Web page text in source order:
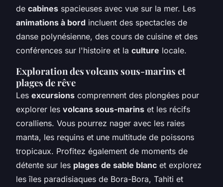
de cabines spacieuses avec vue sur la mer. Les
animations à bord incluent des spectacles de
danse polynésienne, des cours de cuisine et des
conférences sur l'histoire et la culture locale.
Exploration des volcans sous-marins et
plages de rêve
Les excursions comprennent des plongées pour
explorer les volcans sous-marins et les récifs
coralliens. Vous pourrez nager avec les raies
manta, les requins et une multitude de poissons
tropicaux. Profitez également de moments de
détente sur les plages de sable blanc et explorez
les îles paradisiaques de Bora-Bora, Tahiti et